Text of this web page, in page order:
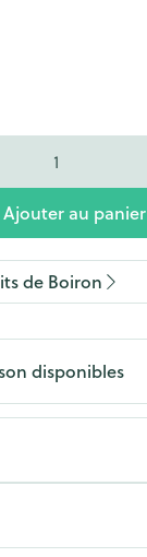
Ajouter au panier
de Boiron
disponibles